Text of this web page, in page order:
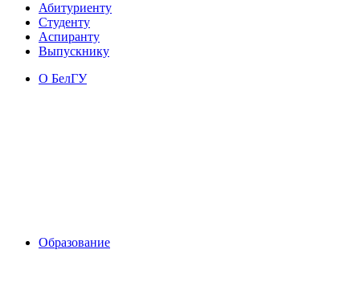
Абитуриенту
Студенту
Аспиранту
Выпускнику
О БелГУ
Образование